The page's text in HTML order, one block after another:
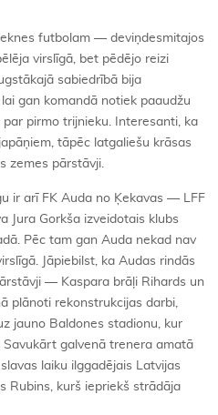
futbolam — deviņdesmitajos
virslīgā, bet pēdējo reizi
sabiedrībā bija
gan komandā notiek paaudžu
pirmo trijnieku. Interesanti, ka
tāpēc latgaliešu krāsas
zemes pārstāvji.
ir arī FK Auda no Ķekavas — LFF
Jura Gorkša izveidotais klubs
Pēc tam gan Auda nekad nav
Jāpiebilst, ka Audas rindās
— Kaspara brāļi Rihards un
plānoti rekonstrukcijas darbi,
jauno Baldones stadionu, kur
galvenā trenera amatā
laiku ilggadējais Latvijas
Rubins, kurš iepriekš strādāja